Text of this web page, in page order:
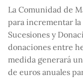
La Comunidad de
para incrementar
Sucesiones y
donaciones entre
medida generará
de euros anuales